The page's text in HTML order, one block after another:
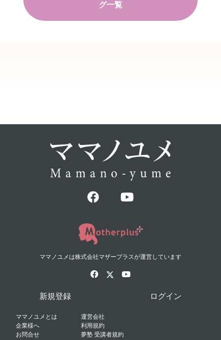
グ一覧
ママノユメは株式会社マザープラスが運営しています
新規登録 ログイン
ママノユメとは
企業様へ
お問合せ
運営会社
利用規約
夢塾 受講者規約